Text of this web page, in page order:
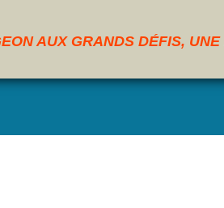
AUX GRANDS DÉFIS,